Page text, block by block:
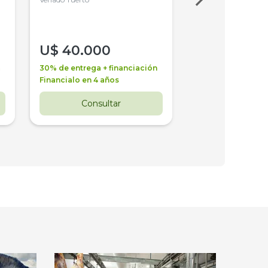
U$ 40.000
30% de entrega + financiación
Financialo en 4 años
Consultar